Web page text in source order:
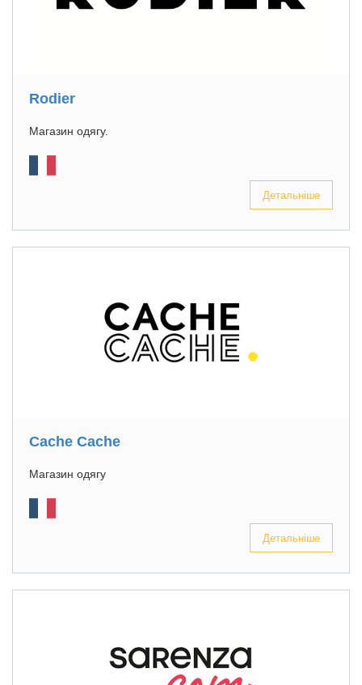
Rodier
Магазин одягу.
Детальніше
Cache Cache
Магазин одягу
Детальніше